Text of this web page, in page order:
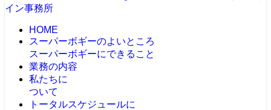
HOME
スーパーボギーのよいところ
スーパーボギーにできること
業務の内容
私たちに
ついて
トータルスケジュールに